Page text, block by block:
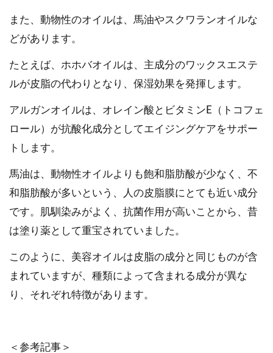
また、動物性のオイルは、馬油やスクワランオイルな
どがあります。
たとえば、ホホバオイルは、主成分のワックスエステ
ルが皮脂の代わりとなり、保湿効果を発揮します。
アルガンオイルは、オレイン酸とビタミンE（トコフェ
ロール）が抗酸化成分としてエイジングケアをサポー
トします。
馬油は、動物性オイルよりも飽和脂肪酸が少なく、不
和脂肪酸が多いという、人の皮脂膜にとても近い成分
です。肌馴染みがよく、抗菌作用が高いことから、昔
は塗り薬として重宝されていました。
このように、美容オイルは皮脂の成分と同じものが含
まれていますが、種類によって含まれる成分が異な
り、それぞれ特徴があります。
＜参考記事＞